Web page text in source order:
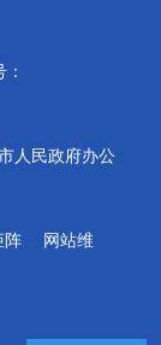
人民政府办公
阵
网站维